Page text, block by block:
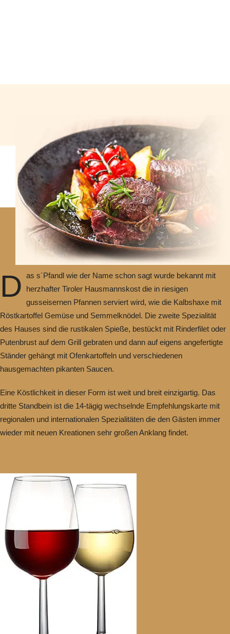
D as s´Pfandl wie der Name schon sagt wurde bekannt mit
herzhafter Tiroler Hausmannskost die in riesigen
gusseisernen Pfannen serviert wird, wie die Kalbshaxe mit
Röstkartoffel Gemüse und Semmelknödel. Die zweite Spezialität
des Hauses sind die rustikalen Spieße, bestückt mit Rinderfilet oder
Putenbrust auf dem Grill gebraten und dann auf eigens angefertigte
Ständer gehängt mit Ofenkartoffeln und verschiedenen
hausgemachten pikanten Saucen.
Eine Köstlichkeit in dieser Form ist weit und breit einzigartig. Das
dritte Standbein ist die 14-tägig wechselnde Empfehlungskarte mit
regionalen und internationalen Spezialitäten die den Gästen immer
wieder mit neuen Kreationen sehr großen Anklang findet.